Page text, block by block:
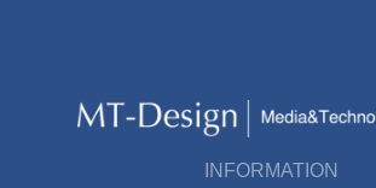
INFORMATION